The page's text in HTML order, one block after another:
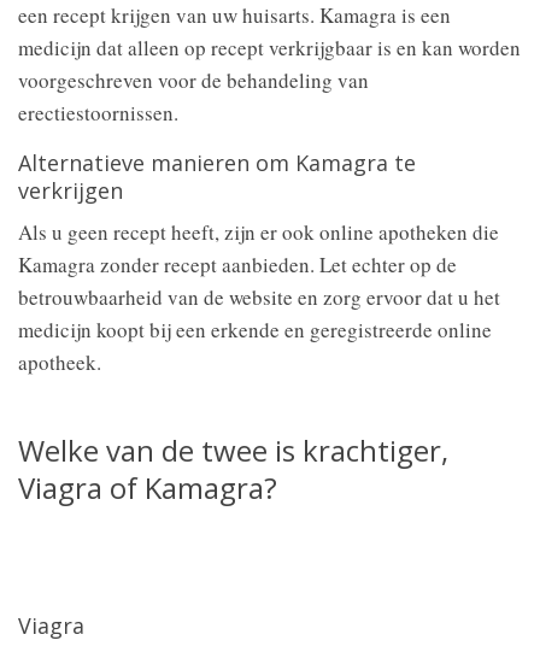
een recept krijgen van uw huisarts. Kamagra is een
medicijn dat alleen op recept verkrijgbaar is en kan worden
voorgeschreven voor de behandeling van
erectiestoornissen.
Alternatieve manieren om Kamagra te
verkrijgen
Als u geen recept heeft, zijn er ook online apotheken die
Kamagra zonder recept aanbieden. Let echter op de
betrouwbaarheid van de website en zorg ervoor dat u het
medicijn koopt bij een erkende en geregistreerde online
apotheek.
Welke van de twee is krachtiger,
Viagra of Kamagra?
Viagra